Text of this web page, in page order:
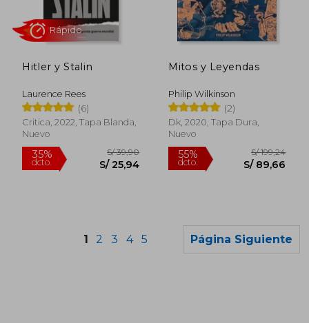
55% S/ 201,97 20%
Hitler y Stalin
Laurence Rees
(6)
Critica, 2022, Tapa Blanda,
Nuevo
Mitos y Leyendas
Philip Wilkinson
(2)
Dk, 2020, Tapa Dura,
Nuevo
1 2 3 4 5 Página Siguiente